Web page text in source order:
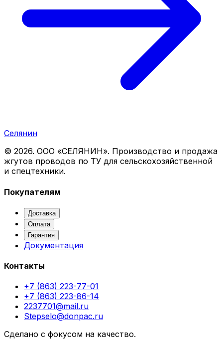
Селянин
© 2026. ООО «СЕЛЯНИН». Производство и продажа
жгутов проводов по ТУ для сельскохозяйственной
и спецтехники.
Покупателям
Доставка
Оплата
Гарантия
Документация
Контакты
+7 (863) 223-77-01
+7 (863) 223-86-14
2237701@mail.ru
Stepselo@donpac.ru
Сделано с фокусом на качество.